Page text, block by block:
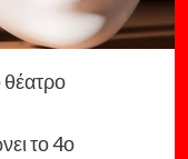
θέατρο
το 4ο